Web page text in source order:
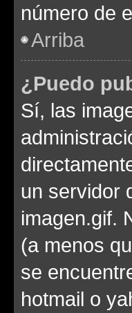
número de
Arriba
¿Puedo
Sí, las
un servidor
imagen.gif.
(a menos
se
hotmail o